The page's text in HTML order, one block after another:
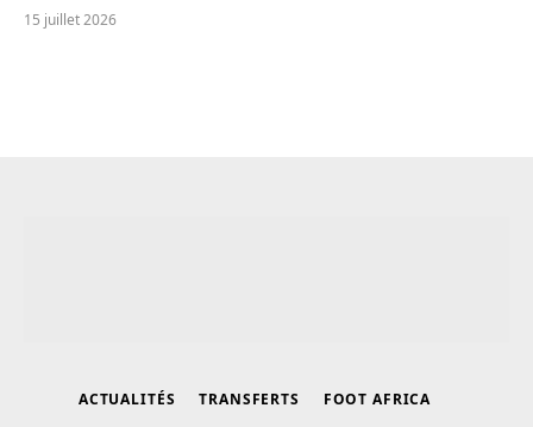
15 juillet 2026
ACTUALITÉS TRANSFERTS
FOOT AFRICA